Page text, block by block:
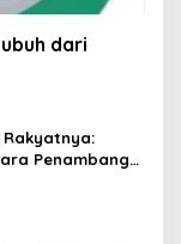
dari
Rakyatnya:
Penambang